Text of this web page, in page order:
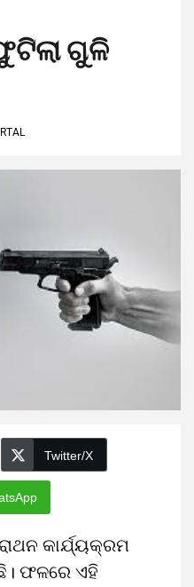
ଗୁଳି
Twitter/X
କାର୍ଯ୍ୟକ୍ରମ
ଫଳରେ ଏହି